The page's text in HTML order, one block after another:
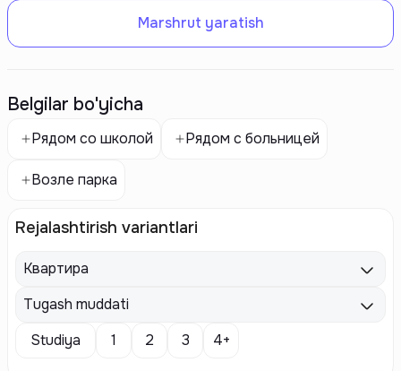
Marshrut yaratish
Belgilar bo'yicha
Рядом со школой Рядом с больницей
Возле парка
Rejalashtirish variantlari
Квартира
Tugash muddati
Studiya
1 2 3 4+